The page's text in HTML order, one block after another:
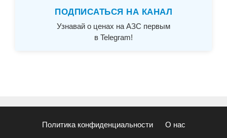
ПОДПИСАТЬСЯ НА КАНАЛ
Узнавай о ценах на АЗС первым
в Telegram!
Политика конфиденциальности О нас